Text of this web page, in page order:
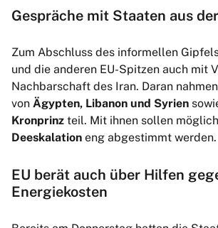
Gespräche mit Staaten aus
Zum Abschluss des informellen
und die anderen EU-Spitzen auch mit
Nachbarschaft des Iran. Daran
von Ägypten, Libanon und Syrien
Kronprinz teil. Mit ihnen sollen
Deeskalation eng abgestimmt werden.
EU berät auch über Hilfen
Energiekosten